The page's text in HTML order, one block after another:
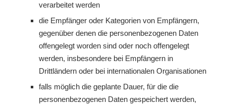
verarbeitet werden
die Empfänger oder Kategorien von Empfängern,
gegenüber denen die personenbezogenen Daten
offengelegt worden sind oder noch offengelegt
werden, insbesondere bei Empfängern in
Drittländern oder bei internationalen Organisationen
falls möglich die geplante Dauer, für die die
personenbezogenen Daten gespeichert werden,